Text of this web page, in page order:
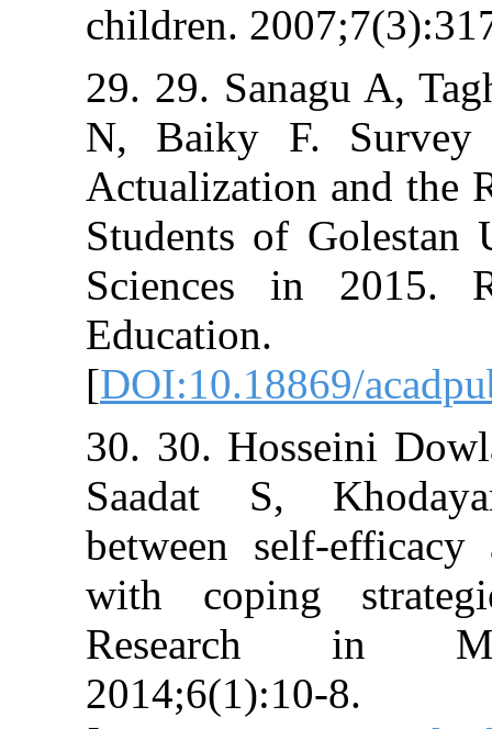
children.
29. 29.
N, Baiky F.
Actualization
Students of
Sciences in
[
30. 30.
Saadat S,
between self-
with coping
Research
2014;6(1):10-8.